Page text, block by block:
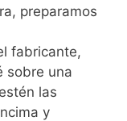
preparamos
fabricante,
sobre una
las
y